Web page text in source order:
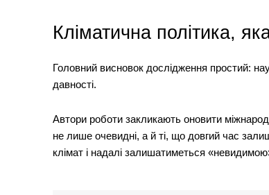
Кліматична політика,
Головний висновок дослідження простий:
давності.
Автори роботи закликають оновити
не лише очевидні, а й ті, що довгий час
клімат і надалі залишатиметься